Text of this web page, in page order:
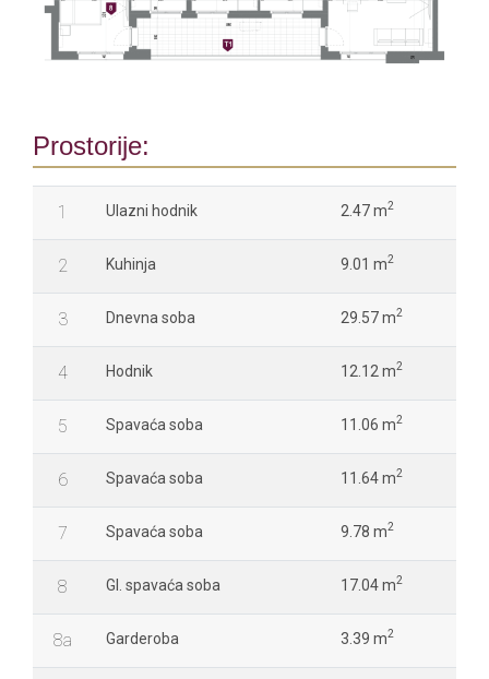
Prostorije:
1 Ulazni hodnik 2.47 m2
2 Kuhinja 9.01 m2
3 Dnevna soba 29.57 m2
4 Hodnik 12.12 m2
5 Spavaća soba 11.06 m2
6 Spavaća soba 11.64 m2
7 Spavaća soba 9.78 m2
8 Gl. spavaća soba 17.04 m2
8a Garderoba 3.39 m2